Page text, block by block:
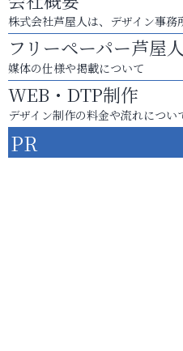
株式会社芦屋人は、デザイン事務
フリーペーパー芦屋人
媒体の仕様や掲載について
WEB・DTP制作
デザイン制作の料金や流れについ
PR